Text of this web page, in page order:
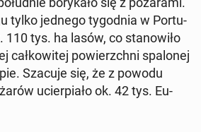
tylko jednego ty­god­nia w Por­tu­
110 tys. ha lasów, co stanow­iło
całkowitej powierzch­ni spalonej
Szacuje się, że z powodu
ucier­pi­ało ok. 42 tys. Eu­